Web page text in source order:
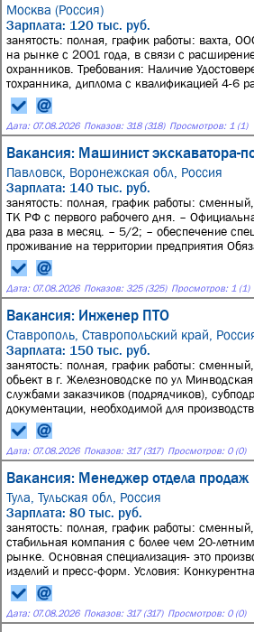
Москва (Россия)
Зарплата: 120 тыс. руб.
занятость: полная, график работы: вахта,
на рынке с 2001 года, в связи с
охранников. Требования: Наличие
тохранника, диплома с квалификацией 4-6
Дата: 07.08.2026 Показов: 318 (318) Просмотров: 1 (1)
Вакансия: Машинист экскаватора-
Павловск, Воронежская обл, Россия
Зарплата: 140 тыс. руб.
занятость: полная, график работы:
ТК РФ с первого рабочего дня. –
два раза в месяц. – 5/2; – обеспечение
проживание на территории предприятия
Дата: 07.08.2026 Показов: 325 (325) Просмотров: 1 (1)
Вакансия: Инженер ПТО
Ставрополь, Ставропольский край,
Зарплата: 150 тыс. руб.
занятость: полная, график работы:
обьект в г. Железноводске по ул
службами заказчиков (подрядчиков),
документации, необходимой для
Дата: 07.08.2026 Показов: 317 (317) Просмотров: 0 (0)
Вакансия: Менеджер отдела продаж
Тула, Тульская обл, Россия
Зарплата: 80 тыс. руб.
занятость: полная, график работы:
стабильная компания с более чем 20-
рынке. Основная специализация- это
изделий и пресс-форм. Условия:
Дата: 07.08.2026 Показов: 317 (317) Просмотров: 0 (0)